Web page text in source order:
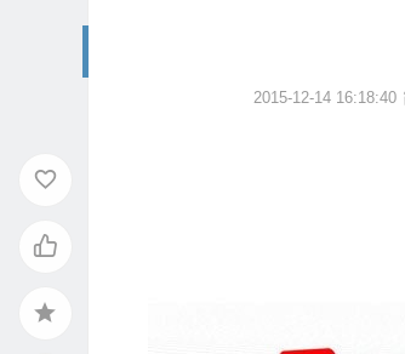
2015-12-14 16:18:40